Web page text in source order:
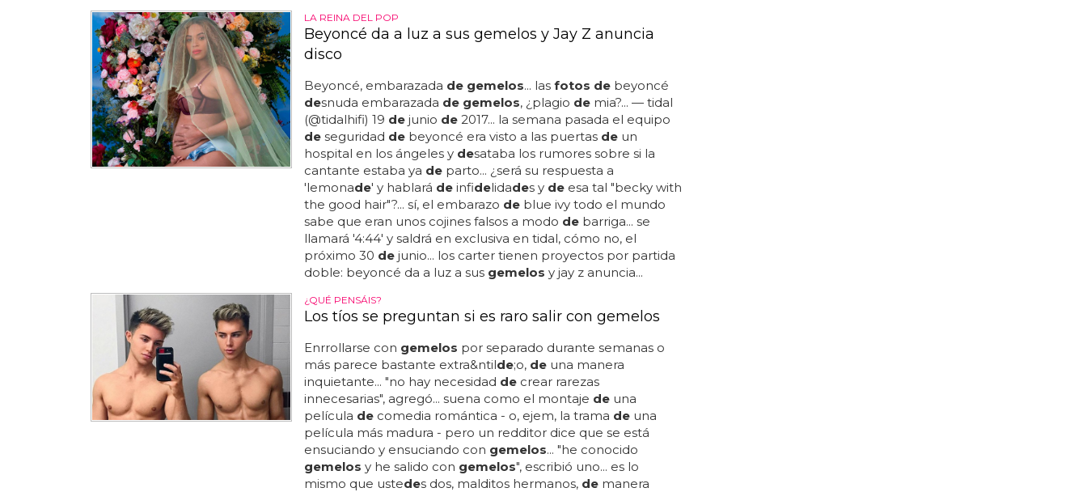
LA REINA DEL POP
Beyoncé da a luz a sus gemelos y Jay Z anuncia
disco
Beyoncé, embarazada de gemelos... las fotos debeyoncé
desnuda embarazada de gemelos, ¿plagio demia?... — tidal
(@tidalhifi) 19 dejunio de2017... la semana pasada el equipo
deseguridad debeyoncé era visto a las puertas deun
hospital en los ángeles y desataba los rumores sobre si la
cantante estaba ya departo... ¿será su respuesta a
'lemonade' y hablará deinfidelidades y deesa tal "becky with
the good hair"?... sí, el embarazo deblue ivy todo el mundo
sabe que eran unos cojines falsos a modo debarriga... se
llamará '4:44' y saldrá en exclusiva en tidal, cómo no, el
próximo 30 dejunio... los carter tienen proyectos por partida
doble: beyoncé da a luz a sus gemelos y jay z anuncia...
¿QUÉ PENSÁIS?
Los tíos se preguntan si es raro salir con gemelos
Enrrollarse con gemelos por separado durante semanas o
más parece bastante extra&ntilde;o, deuna manera
inquietante... "no hay necesidad decrear rarezas
innecesarias", agregó... suena como el montaje deuna
película decomedia romántica - o, ejem, la trama deuna
película más madura - pero un redditor dice que se está
ensuciando y ensuciando con gemelos... "he conocido
gemelos y he salido con gemelos", escribió uno... es lo
mismo que ustedes dos, malditos hermanos, demanera